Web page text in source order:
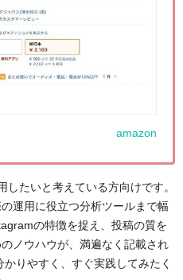
amazon
たいと考えている方向けです。
運用に役立つ分析ツールまで幅
の特徴を捉え、投稿の質を
ノウハウが、満遍なく記載され
りやすく、すぐ実践してみたく